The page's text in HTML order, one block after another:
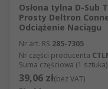
Osłona tylna D-
Prosty Deltron
Odciążenie Naciągu
Nr art. RS 285-7305
Nr części producenta
Suma częściowa (1 sztuka)
39,06 zł(bez VAT)